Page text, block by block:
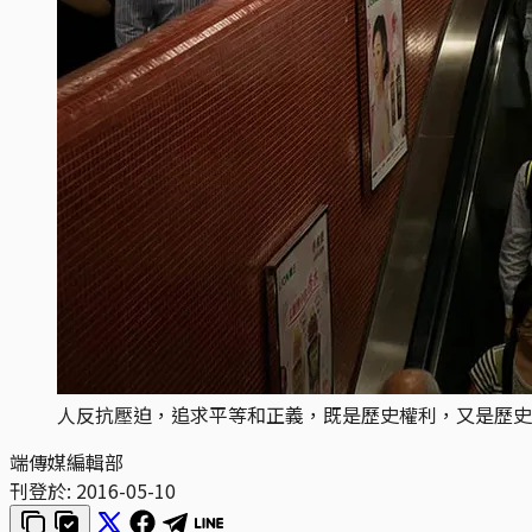
人反抗壓迫，追求平等和正義，既是歷史權利，又是歷
端傳媒編輯部
刊登於: 2016-05-10